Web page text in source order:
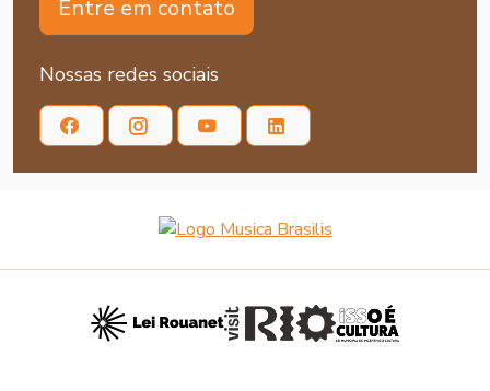
Entre em contato
Nossas redes sociais